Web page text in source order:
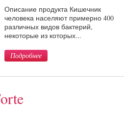
Описание продукта Кишечник
человека населяют примерно 400
различных видов бактерий,
некоторые из которых...
Подробнее